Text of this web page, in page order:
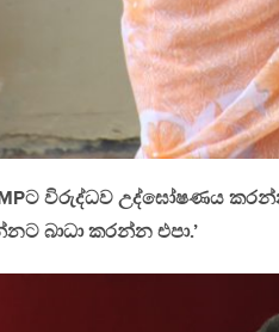
විරුද්ධව උද්ඝෝෂණය
බාධා කරන්න එපා.’